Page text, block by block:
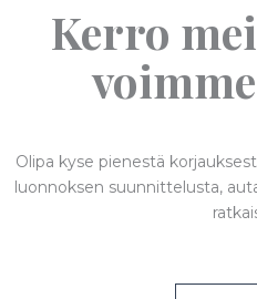
Kerro
Olipa kyse pienestä
luonnoksen suunnittelusta,